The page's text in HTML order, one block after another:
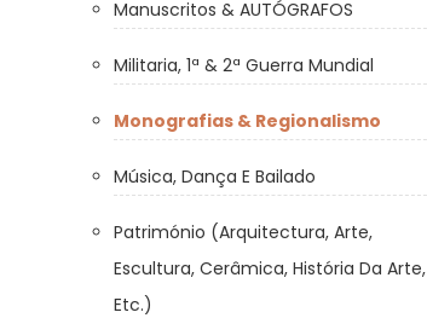
Manuscritos & AUTÓGRAFOS
Militaria, 1ª & 2ª Guerra Mundial
Monografias & Regionalismo
Música, Dança E Bailado
Património (Arquitectura, Arte,
Escultura, Cerâmica, História Da Arte,
Etc.)